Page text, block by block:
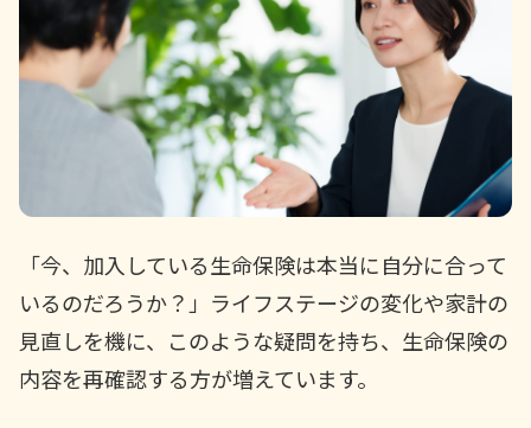
お手続き一覧
きっかけ・できごとから探す
マイページでできること
新規登録
ログイン
終身保険
養老保険
定期保険
長寿支援保険
資料請求
法人のお客さま向け商品一覧
目的から探す
お役立ち情報
かんぽ生命の団体取扱い
法人向け資料請求
お問い合わせ先
かんぽのLifeサポートナビ
保険
医療
お金
子育て
かんぽ生命について
かんぽ生命について
ご挨拶
経営理念・経営戦略
会社概要
財務情報
よくあるご質問
サステナビリティ
採用情報
「今、加入している生命保険は本当に自分に合って
いるのだろうか？」ライフステージの変化や家計の
見直しを機に、このような疑問を持ち、生命保険の
内容を再確認する方が増えています。